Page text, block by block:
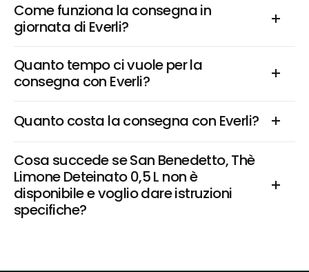
Come funziona la consegna in
giornata di Everli?
Quanto tempo ci vuole per la
consegna con Everli?
Quanto costa la consegna con Everli?
Cosa succede se San Benedetto, Thè
Limone Deteinato 0,5 L non è
disponibile e voglio dare istruzioni
specifiche?